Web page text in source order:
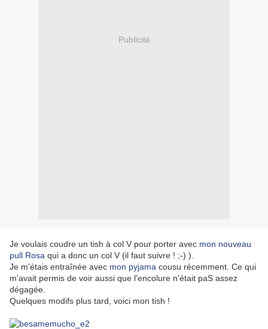
Publicité
Je voulais coudre un tish à col V pour porter avec mon nouveau
pull Rosa qui a donc un col V (il faut suivre ! ;-) ).
Je m'étais entraînée avec mon pyjama cousu récemment. Ce qui
m'avait permis de voir aussi que l'encolure n'était paS assez
dégagée.
Quelques modifs plus tard, voici mon tish !